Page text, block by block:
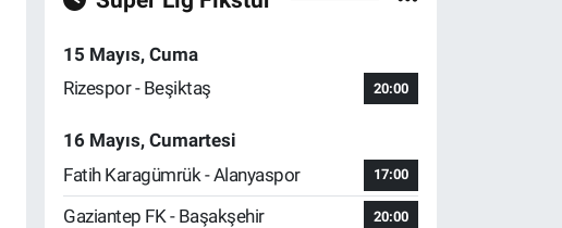
15 Mayıs, Cuma
Rizespor - Beşiktaş
20:00
16 Mayıs, Cumartesi
Fatih Karagümrük - Alanyaspor
17:00
Gaziantep FK - Başakşehir 20:00